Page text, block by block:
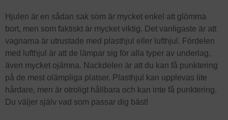
Hjulen är en sådan sak som är mycket enkel att glömma
bort, men som faktiskt är mycket viktig. Det vanligaste är att
vagnarna är utrustade med plasthjul eller lufthjul. Fördelen
med lufthjul är att de lämpar sig för alla typer av underlag,
även mycket ojämna. Nackdelen är att du kan få punktering
på de mest olämpliga platser. Plasthjul kan upplevas lite
hårdare, men är otroligt hållbara och kan inte få punktering.
Du väljer själv vad som passar dig bäst!